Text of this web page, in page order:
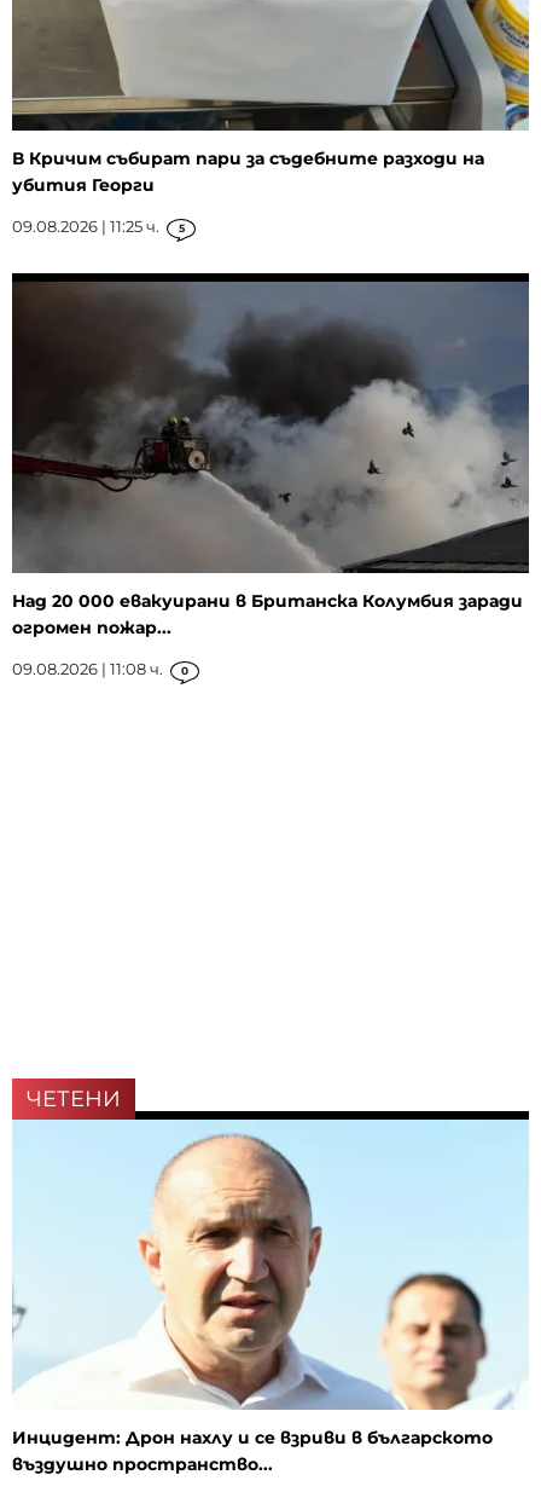
В Кричим събират пари за съдебните разходи на
убития Георги
09.08.2026 | 11:25 ч. 5
Над 20 000 евакуирани в Британска Колумбия заради
огромен пожар...
09.08.2026 | 11:08 ч. 0
ЧЕТЕНИ
Инцидент: Дрон нахлу и се взриви в българското
въздушно пространство...